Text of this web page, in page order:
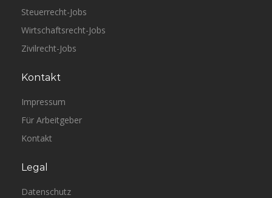
Steuerrecht-Jobs
Wirtschaftsrecht-Jobs
Zivilrecht-Jobs
Kontakt
Impressum
Für Arbeitgeber
Kontakt
Legal
Datenschutz